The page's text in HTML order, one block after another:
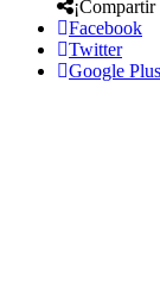
¡Compartir
Facebook
Twitter
Google Plus